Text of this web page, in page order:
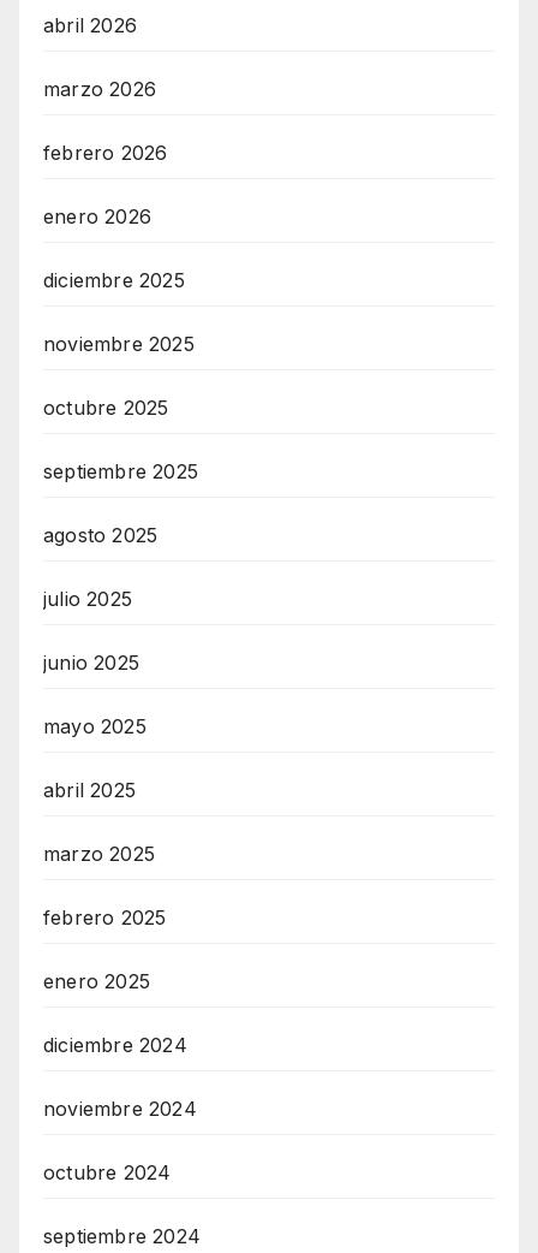
abril 2026
marzo 2026
febrero 2026
enero 2026
diciembre 2025
noviembre 2025
octubre 2025
septiembre 2025
agosto 2025
julio 2025
junio 2025
mayo 2025
abril 2025
marzo 2025
febrero 2025
enero 2025
diciembre 2024
noviembre 2024
octubre 2024
septiembre 2024